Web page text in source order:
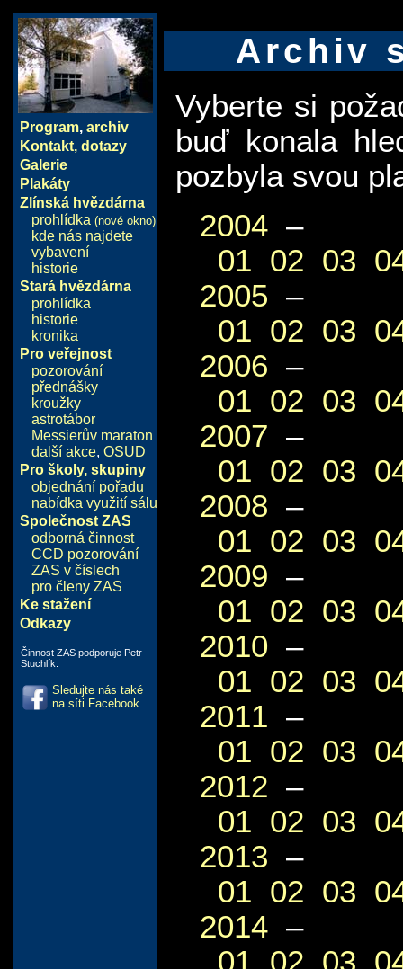
Program, archiv
Kontakt, dotazy
Galerie
Plakáty
Zlínská hvězdárna
prohlídka (nové okno)
kde nás najdete
vybavení
historie
Stará hvězdárna
prohlídka
historie
kronika
Pro veřejnost
pozorování
přednášky
kroužky
astrotábor
Messierův maraton
další akce, OSUD
Pro školy, skupiny
objednání pořadu
nabídka využití sálu
Společnost ZAS
odborná činnost
CCD pozorování
ZAS v číslech
pro členy ZAS
Ke stažení
Odkazy
Činnost ZAS podporuje Petr
Stuchlík.
Sledujte nás také
na síti Facebook
Archiv
Vyberte si
buď konala
pozbyla svou
2004 –
01 02 03
2005 –
01 02 03
2006 –
01 02 03
2007 –
01 02 03
2008 –
01 02 03
2009 –
01 02 03
2010 –
01 02 03
2011 –
01 02 03
2012 –
01 02 03
2013 –
01 02 03
2014 –
01 02 03